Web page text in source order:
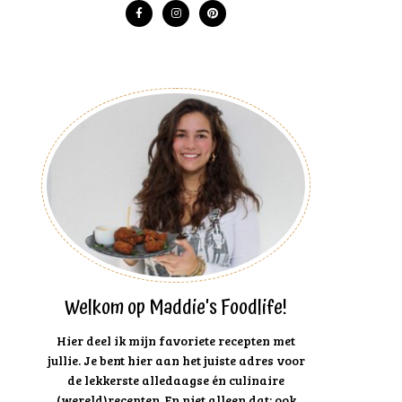
Welkom op Maddie's Foodlife!
Hier deel ik mijn favoriete recepten met
jullie. Je bent hier aan het juiste adres voor
de lekkerste alledaagse én culinaire